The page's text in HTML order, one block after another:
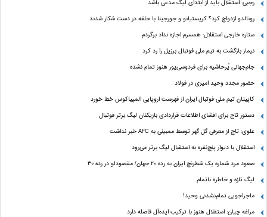
رجبی: استقلال باید از ابتدای لیگ مدعی باشد
رونالدو ازدواج کرد؟ کریستیانو و جورجینا با حلقه در دست شکار شدند
ستاره خارجی استقلال: همسرم اجازه نداد برگردم
نیمار بازگشت به تیم ملی فوتبال برزیل را رد کرد
جام‌جهانی پُرحاشیه برای فردوسی‌پور هنوز تمام نشده
حضور مجدد وحید امیری در فولاد
کاپیتان تیم ملی فوتبال ایران از فهرست اروپایی المپیاکوس خط خورد
دستور تاج برای افشای اطلاعات قراردادی بازیکنان لیگ برتر فوتبال
علوی: تاج از معرفی گل گهر توسط ممبینی به AFC خبر نداشت
استقلال با دیوار پنج‌نفره به استقبال لیگ برتر می‌رود
صعود مرد شماره یک شطرنج ایران به رده ۲۰ جهان/ مقصودلو در رده ۳۰
لیگ تازه و خاطره ناتمام
ماجراجویی تمام‌نشدنی وحید!
مراغه چیان: استقلال هنوز با ترکیب ایده‌آل فاصله دارد